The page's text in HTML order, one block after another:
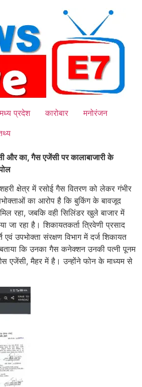
मध्य प्रदेश कारोबार
मनोरंजन
और का, गैस एजेंसी पर कालाबाजारी के
क्षेत्र में रसोई गैस वितरण को लेकर गंभीर
का आरोप है कि बुकिंग के बावजूद
रहा, जबकि वही सिलिंडर खुले बाजार में
जा रहा है। शिकायतकर्ता त्रिवेणी प्रसाद
एवं उपभोक्ता संरक्षण विभाग में दर्ज शिकायत
कि उनका गैस कनेक्शन उनकी पत्नी पूनम
एजेंसी, मैहर में है। उन्होंने फोन के माध्यम से